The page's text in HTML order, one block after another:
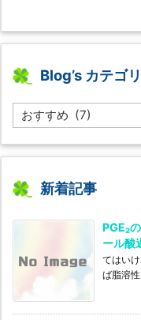
Blog’s カテゴ
l
g’s
テ
リ
新着記事
PGE₂
ール酸
てはい
ば脂溶